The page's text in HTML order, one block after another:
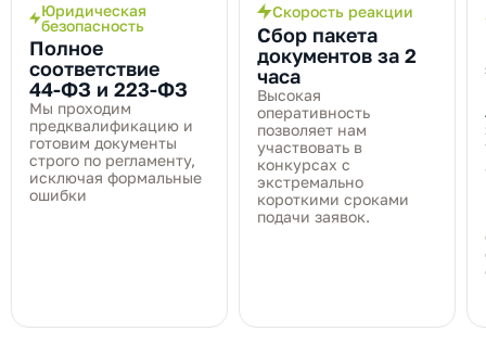
Юридическая
безопасность
Полное
соответствие
44‑ФЗ и 223‑ФЗ
Мы проходим
предквалификацию и
готовим документы
строго по регламенту,
исключая формальные
ошибки
Скорость реакции
Сбор пакета
документов за 2
часа
Высокая
оперативность
позволяет нам
участвовать в
конкурсах с
экстремально
короткими сроками
подачи заявок.